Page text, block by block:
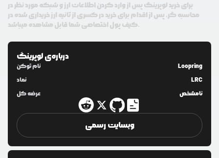
برای خرید لوپرینگ پس از وارد کردن اطلاعات ارز و شبکه مورد نظر در
محاسبه گر، پس از اقدام برای خرید در کسری از ثانیه ارز خریداری شده در
کیف پول اختصاصی شما قابل مشاهده میباشد.
درباره‌یلوپرینگ
نام توکن
Loopring
نماد
LRC
عرضه کل
نامشخص
وبسایت رسمی